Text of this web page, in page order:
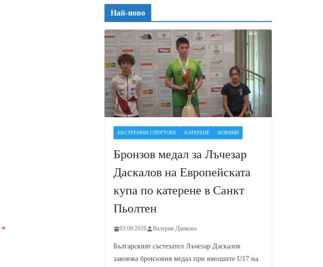
*
Най-ново
ЕКСТРЕМНИ СПОРТОВЕ КАТЕРЕНЕ НОВИНИ
Бронзов медал за Лъчезар
Даскалов на Европейската
купа по катерене в Санкт
Пьолтен
03.08.2026 Валерия Динкова
Българският състезател Лъчезар Даскалов
завоюва бронзовия медал при юношите U17 на